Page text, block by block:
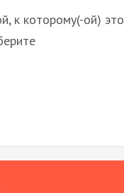
к которому(-ой) это